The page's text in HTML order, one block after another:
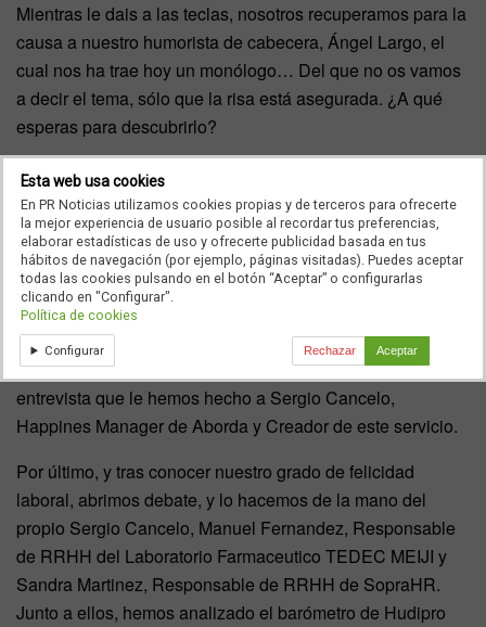
Mientras le dais a las teclas, nosotros recuperamos para la
causa a nuestro humorista de cabecera, Ángel Largo, el
cual nos ha trae hoy un monólogo… Del que no os vamos
a decir el tema, sólo que la risa está asegurada. ¿A qué
esperas para descubrirlo?
En nuestra entrevista de la semana, hemos querido
conocer un nombre que os recomendamos que apuntéis:
Happyforce. Hablamos de una plataforma cuyo objetivo es
medir la satisfacción de las personas en la organización
mediante una aplicación. Pretende, con ello, ver como está
el empleado, que le preocupa, que necesita, en que se le
puede ayudar… ¿Es útil? A nuestro juicio, sí, pero
preferimos que emitais un juicio propio tras escuchar la
entrevista que le hemos hecho a Sergio Cancelo,
Happines Manager de Aborda y Creador de este servicio.
Por último, y tras conocer nuestro grado de felicidad
laboral, abrimos debate, y lo hacemos de la mano del
propio Sergio Cancelo, Manuel Fernandez, Responsable
de RRHH del Laboratorio Farmaceutico TEDEC MEIJI y
Sandra Martinez, Responsable de RRHH de SopraHR.
Junto a ellos, hemos analizado el barómetro de Hudipro
Esta web usa cookies
En PR Noticias utilizamos cookies propias y de terceros para ofrecerte
la mejor experiencia de usuario posible al recordar tus preferencias,
elaborar estadísticas de uso y ofrecerte publicidad basada en tus
hábitos de navegación (por ejemplo, páginas visitadas). Puedes aceptar
todas las cookies pulsando en el botón “Aceptar” o configurarlas
clicando en "Configurar".
Política de cookies
Configurar Rechazar Aceptar